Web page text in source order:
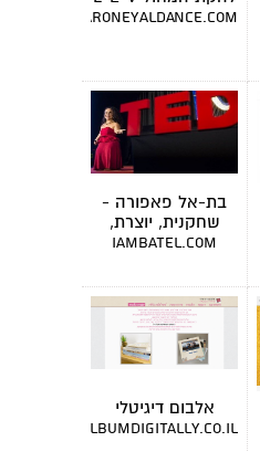
www.sharoneyaldance.com
בת-אל פאפורה -
שחקנית, יוצרת,
מרצה
iambatel.com
אלבום דיגיטלי
albumdigitally.co.il